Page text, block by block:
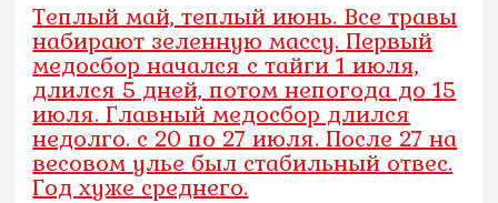
Теплый май, теплый июнь. Все травы
набирают зеленную массу. Первый
медосбор начался с тайги 1 июля,
длился 5 дней, потом непогода до 15
июля. Главный медосбор длился
недолго. с 20 по 27 июля. После 27 на
весовом улье был стабильный отвес.
Год хуже среднего.